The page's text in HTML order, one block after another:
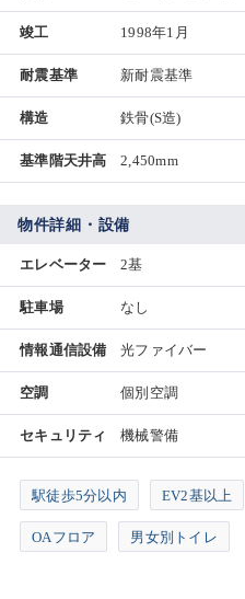
竣工 1998年1月
耐震基準 新耐震基準
構造 鉄骨(S造)
基準階天井高 2,450mm
物件詳細・設備
エレベーター 2基
駐車場 なし
情報通信設備 光ファイバー
空調 個別空調
セキュリティ 機械警備
駅徒歩5分以内 EV2基以上
OAフロア 男女別トイレ